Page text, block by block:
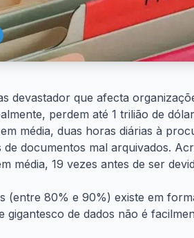
devastador que afecta
perdem até 1 trilião de
média, duas horas diárias à
documentos mal arquivados.
média, 19 vezes antes de ser
(entre 80% e 90%) existe em
de dados não é